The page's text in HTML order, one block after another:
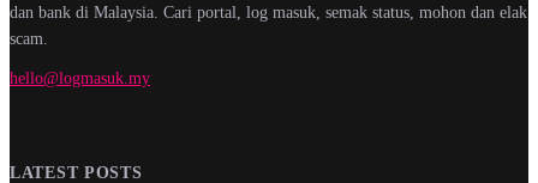
dan bank di Malaysia. Cari portal, log masuk, semak status, mohon dan elak
scam.
hello@logmasuk.my
LATEST POSTS